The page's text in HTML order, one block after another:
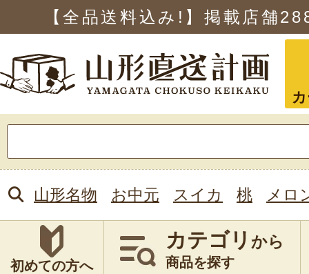
【全品送料込み!】掲載店舗
索:
山形名物 お中元 スイカ 桃 メロ
初めての方へ
カテゴリ から
商品を探す